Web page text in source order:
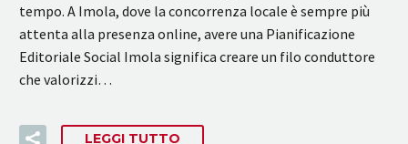
tempo. A Imola, dove la concorrenza locale è sempre più
attenta alla presenza online, avere una Pianificazione
Editoriale Social Imola significa creare un filo conduttore
che valorizzi…
LEGGI TUTTO